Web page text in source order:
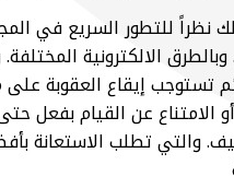
نظراً للتطور السريع في
الالكترونية
تستوجب إيقاع العقوبة
الامتناع عن القيام بفعل
والتي تطلب الاستعانة